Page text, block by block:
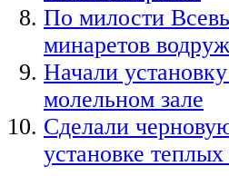
По милости
минаретов
Начали
молельном зале
Сделали
установке